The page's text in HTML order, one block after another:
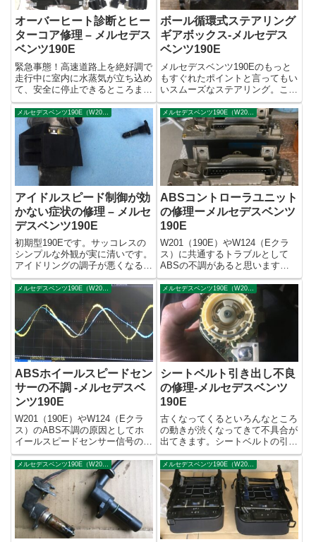
オーバーヒート診断とヒー
ターコア修理 – メルセデス
ベンツ190E
緊急事態！高速道路上を絶好調で
走行中に室内に水蒸気が立ち込め
て、安全に停止できるところまで
走行したもののアイドリングもま
まならない状態とのこと。一報を
聞いた瞬間にヒーターコアの破損
と思いましたが、これは旧車なら
どんな車でも起こりうるリスク
で...
ボール循環式ステアリング
ギアボックス-メルセデス
ベンツ190E
メルセデスベンツ190Eのもっと
もすぐれたポイントと言ってもい
いスムーズなステアリング。これ
を支えるボール循環式のステアリ
ングギアボックスですが、古くな
ってくるとウォームシャフトやセ
クターシャフトのオイルシールが
カチカチに硬化してオイル漏れ...
メルセデスベンツ190E（W201）、Eクラス（W124）
アイドルスピード制御が効
かない症状の修理 – メルセ
デスベンツ190E
初期型190Eです。サッコレスの
シンプルな外観が実に清いです。
アイドリングの調子が悪くなる症
状がたまに発生するようになって
きて、徐々に頻度が増していき、
ついには冷間時にアイドリングが
できなくなってしまいました。冷
間時でもキーを捻ればエンジン...
メルセデスベンツ190E（W201）、Eクラス（W124）
ABSコントローラユニット
の修理ーメルセデスベンツ
190E
W201（190E）やW124（Eクラ
ス）に共通するトラブルとして
ABSの不調があると思います。
原因はいろいろですが、ABSコ
ントローラユニット（コンピュー
タECS）のトラブルもありま
す。下の動画はABSコントロー
ラが故障した症状の一例です...
メルセデスベンツ190E（W201）、Eクラス（W124）
ABSホイールスピードセン
サーの不調 -メルセデスベ
ンツ190E
W201（190E）やW124（Eクラ
ス）のABS不調の原因としてホ
イールスピードセンサー信号の不
良があります。断線やショートな
どで完全に壊れればABS警告灯
が点灯して知らせてくれるのです
が、中途半端に不調になると厄介
なことになります。症状...
メルセデスベンツ190E（W201）、Eクラス（W124）
シートベルト引き出し不良
の修理-メルセデスベンツ
190E
古くなってくるといろんなところ
の動きが渋くなってきて不具合が
出てきます。シートベルトの引き
出し不良もその一つ。シートベル
トが引き出せなくなってしまう症
状で、巻き取りは正常なのでつい
にはシートベルトが使えなくなっ
てしまいます。このメルセデス
ベ...
メルセデスベンツ190E（W201）、Eクラス（W124） メルセデスベンツ190E（W201）、Eクラス（W124）